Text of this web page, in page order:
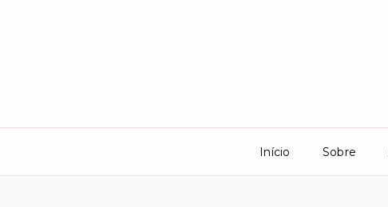
Início Sobre